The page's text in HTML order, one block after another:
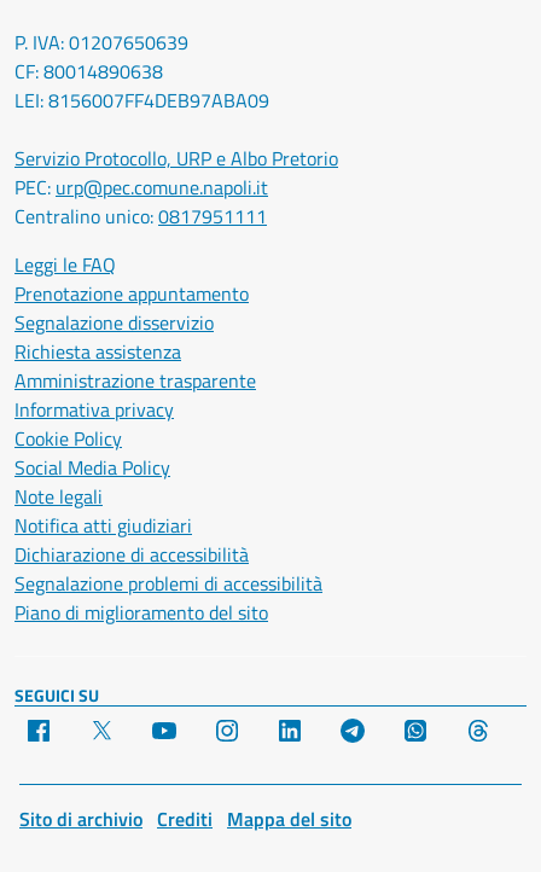
P. IVA: 01207650639
CF: 80014890638
LEI: 8156007FF4DEB97ABA09
Servizio Protocollo, URP e Albo Pretorio
PEC: urp@pec.comune.napoli.it
Centralino unico:0817951111
Leggi le FAQ
Prenotazione appuntamento
Segnalazione disservizio
Richiesta assistenza
Amministrazione trasparente
Informativa privacy
Cookie Policy
Social Media Policy
Note legali
Notifica atti giudiziari
Dichiarazione di accessibilità
Segnalazione problemi di accessibilità
Piano di miglioramento del sito
SEGUICI SU
Facebook YouTube Instagram LinkedIn Telegram WhatsApp
Sito di archivio Crediti Mappa del sito